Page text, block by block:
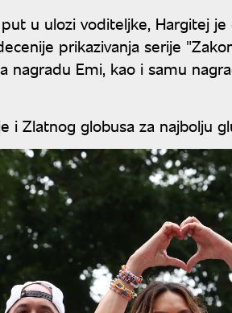
u ulozi voditeljke, Hargitej
prikazivanja serije
nagradu Emi, kao i samu
i Zlatnog globusa za najbolju